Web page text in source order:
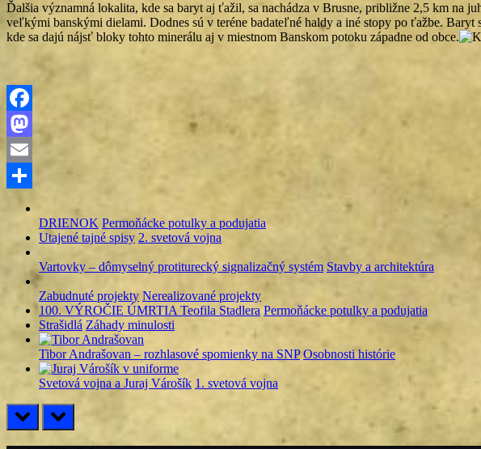
Ďalšia významná lokalita, kde sa baryt aj ťažil, sa nachádza v Brusne, približne 2,5 km na
veľkými banskými dielami. Dodnes sú v teréne badateľné haldy a iné stopy po ťažbe.
kde sa dajú nájsť bloky tohto minerálu aj v miestnom Banskom potoku západne od obce.
Facebook
Mastodon
Email
DRIENOK Permoňácke potulky a podujatia
Utajené tajné spisy 2. svetová vojna
Vartovky – dômyselný protiturecký signalizačný systém Stavby a architektúra
Zabudnuté projekty Nerealizované projekty
100. VÝROČIE ÚMRTIA Teofila Stadlera Permoňácke potulky a podujatia
Strašidlá Záhady minulosti
Tibor Andrašovan – rozhlasové spomienky na SNP Osobnosti histórie
Svetová vojna a Juraj Várošík 1. svetová vojna
prev next